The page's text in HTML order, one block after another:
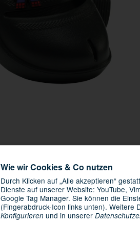
Wie wir Cookies & Co nutzen
Durch Klicken auf „Alle akzeptieren“
Dienste auf unserer Website: YouTube,
Google Tag Manager. Sie können die
(Fingerabdruck-Icon links unten). Weitere
Konfigurieren und in unserer